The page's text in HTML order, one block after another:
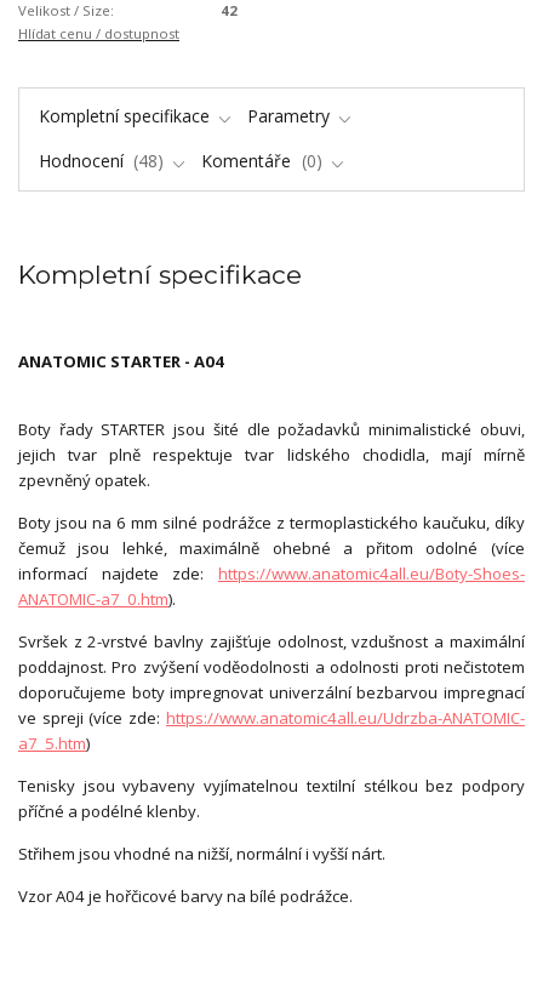
Velikost / Size:
42
Hlídat cenu / dostupnost
Kompletní specifikace
Parametry
Hodnocení
48 Komentáře 0
Kompletní specifikace
ANATOMIC STARTER - A04
Boty řady STARTER jsou šité dle požadavků minimalistické obuvi,
jejich tvar plně respektuje tvar lidského chodidla, mají mírně
zpevněný opatek.
Boty jsou na 6 mm silné podrážce z termoplastického kaučuku, díky
čemuž jsou lehké, maximálně ohebné a přitom odolné (více
informací najdete zde: https://www.anatomic4all.eu/Boty-Shoes-
ANATOMIC-a7_0.htm).
Svršek z 2-vrstvé bavlny zajišťuje odolnost, vzdušnost a maximální
poddajnost. Pro zvýšení voděodolnosti a odolnosti proti nečistotem
doporučujeme boty impregnovat univerzální bezbarvou impregnací
ve spreji (více zde: https://www.anatomic4all.eu/Udrzba-ANATOMIC-
a7_5.htm)
Tenisky jsou vybaveny vyjímatelnou textilní stélkou bez podpory
příčné a podélné klenby.
Střihem jsou vhodné na nižší, normální i vyšší nárt.
Vzor A04 je hořčicové barvy na bílé podrážce.